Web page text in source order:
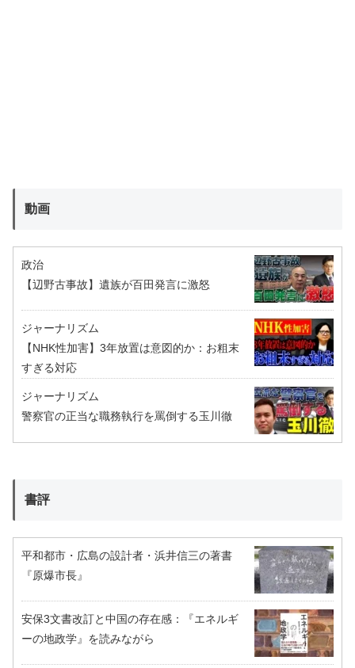
動画
政治
【辺野古事故】遺族が百田発言に激怒
ジャーナリズム
【NHK性加害】3年放置は意図的か：お粗末
すぎる対応
ジャーナリズム
警察官の正当な職務執行を罵倒する玉川徹
書評
平和都市・広島の設計者・浜井信三の著書
『原爆市長』
安保3文書改訂と中国の存在感：『エネルギ
ーの地政学』を読みながら